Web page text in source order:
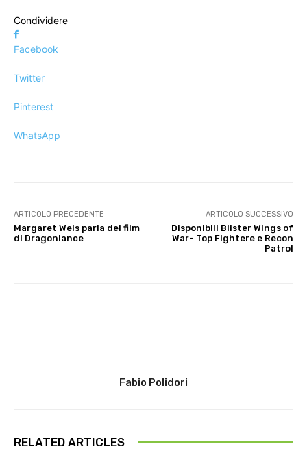
Condividere
Facebook
Twitter
Pinterest
WhatsApp
ARTICOLO PRECEDENTE
Margaret Weis parla del film
di Dragonlance
ARTICOLO SUCCESSIVO
Disponibili Blister Wings of
War- Top Fightere e Recon
Patrol
Fabio Polidori
RELATED ARTICLES